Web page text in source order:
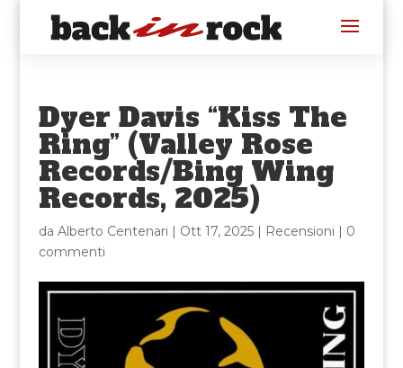
Dyer Davis “Kiss The
Ring” (Valley Rose
Records/Bing Wing
Records, 2025)
da Alberto Centenari | Ott 17, 2025| Recensioni | 0
commenti